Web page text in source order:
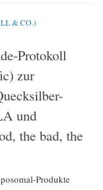
& CO.)
Protokoll
zur
und
the bad, the
Produkte